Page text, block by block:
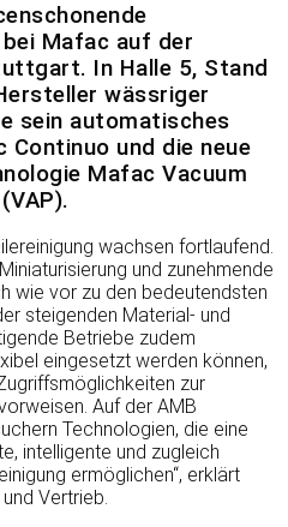
Mafac auf der
In Halle 5, Stand
wässriger
sein automatisches
und die neue
Mafac Vacuum
wachsen fortlaufend.
und zunehmende
wie vor zu den bedeutendsten
steigenden Material- und
Betriebe zudem
eingesetzt werden können,
zur
Auf der AMB
Technologien, die eine
intelligente und zugleich
ermöglichen“, erklärt
Vertrieb.